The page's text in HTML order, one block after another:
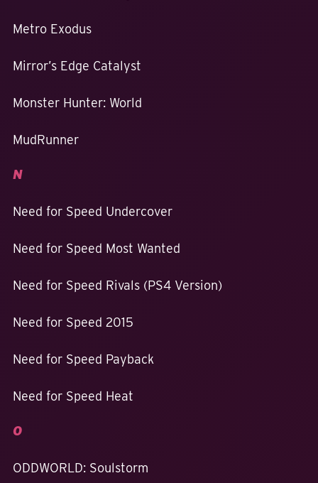
Metro Exodus
Mirror’s Edge Catalyst
Monster Hunter: World
MudRunner
N
Need for Speed Undercover
Need for Speed Most Wanted
Need for Speed Rivals (PS4 Version)
Need for Speed 2015
Need for Speed Payback
Need for Speed Heat
O
ODDWORLD: Soulstorm